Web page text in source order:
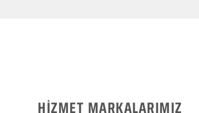
HİZMET MARKALARIMIZ